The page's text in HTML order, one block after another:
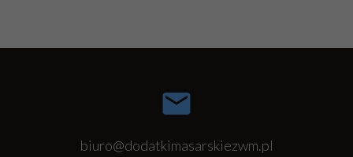
biuro@dodatkimasarskiezwm.pl